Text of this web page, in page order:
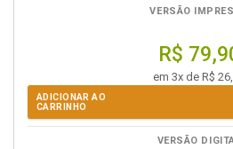
VERSÃO
R$
em 3x de R$
ADICIONAR AO
CARRINHO
VERSÃO